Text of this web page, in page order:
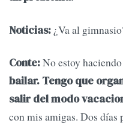
Noticias: ¿Va al
Conte:No estoy
bailar. Tengo que
salir del modo
con mis amigas. Dos días